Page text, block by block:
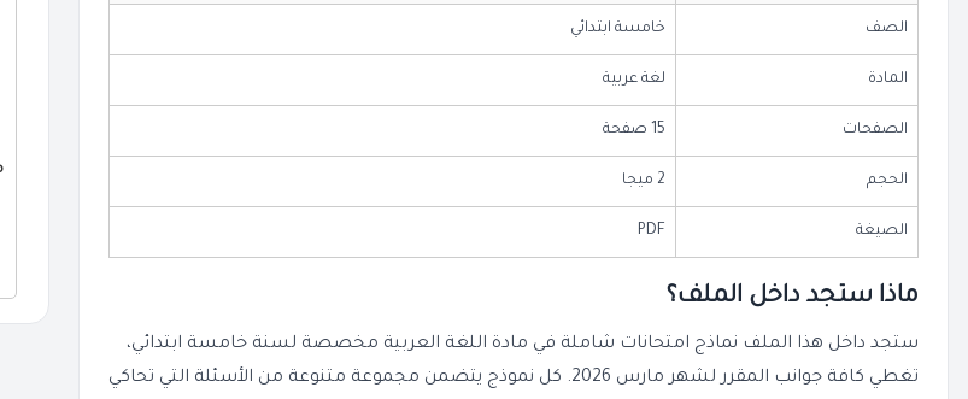
الصف خامسة ابتدائي
المادة لغة عربية
الصفحات 15 صفحة
الحجم 2 ميجا
الصيغة PDF
ماذا ستجد داخل الملف؟
ستجد داخل هذا الملف نماذج امتحانات شاملة في مادة اللغة العربية مخصصة لسنة خامسة ابتدائي،
تغطي كافة جوانب المقرر لشهر مارس 2026. كل نموذج يتضمن مجموعة متنوعة من الأسئلة التي تحاكي